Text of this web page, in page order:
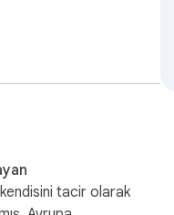
kendisini tacir olarak